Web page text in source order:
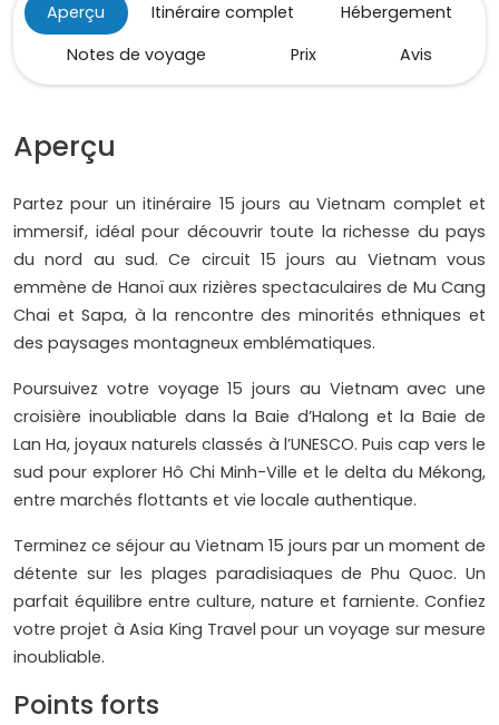
Aperçu Itinéraire complet
Hébergement
Notes de voyage
Prix Avis
Aperçu
Partez pour un itinéraire 15 jours au Vietnam complet et
immersif, idéal pour découvrir toute la richesse du pays
du nord au sud. Ce circuit 15 jours au Vietnam vous
emmène de Hanoï aux rizières spectaculaires de Mu Cang
Chai et Sapa, à la rencontre des minorités ethniques et
des paysages montagneux emblématiques.
Poursuivez votre voyage 15 jours au Vietnam avec une
croisière inoubliable dans la Baie d’Halong et la Baie de
Lan Ha, joyaux naturels classés à l’UNESCO. Puis cap vers le
sud pour explorer Hô Chi Minh-Ville et le delta du Mékong,
entre marchés flottants et vie locale authentique.
Terminez ce séjour au Vietnam 15 jours par un moment de
détente sur les plages paradisiaques de Phu Quoc. Un
parfait équilibre entre culture, nature et farniente. Confiez
votre projet à Asia King Travel pour un voyage sur mesure
inoubliable.
Points forts